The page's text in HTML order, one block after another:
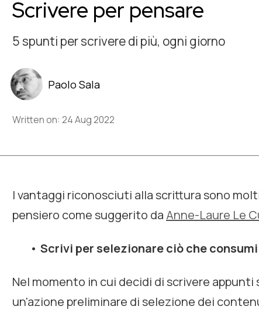
Scrivere per pensare
5 spunti per scrivere di più, ogni giorno
Paolo Sala
Written on: 24 Aug 2022
I vantaggi riconosciuti alla scrittura sono
pensiero come suggerito da Anne-Laure Le
Scrivi per selezionare ciò che consumi
Nel momento in cui decidi di scrivere
un'azione preliminare di selezione dei